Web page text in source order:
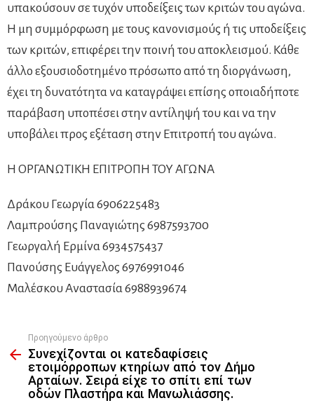
υπακούσουν σε τυχόν υποδείξεις των κριτών του αγώνα.
Η μη συμμόρφωση με τους κανονισμούς ή τις υποδείξεις
των κριτών, επιφέρει την ποινή του αποκλεισμού. Κάθε
άλλο εξουσιοδοτημένο πρόσωπο από τη διοργάνωση,
έχει τη δυνατότητα να καταγράψει επίσης οποιαδήποτε
παράβαση υποπέσει στην αντίληψή του και να την
υποβάλει προς εξέταση στην Επιτροπή του αγώνα.
Η ΟΡΓΑΝΩΤΙΚΗ ΕΠΙΤΡΟΠΗ ΤΟΥ ΑΓΩΝΑ
Δράκου Γεωργία 6906225483
Λαμπρούσης Παναγιώτης 6987593700
Γεωργαλή Ερμίνα 6934575437
Πανούσης Ευάγγελος 6976991046
Μαλέσκου Αναστασία 6988939674
more
Προηγούμενο άρθρο
Συνεχίζονται οι κατεδαφίσεις
ετοιμόρροπων κτηρίων από τον Δήμο
Αρταίων. Σειρά είχε το σπίτι επί των
οδών Πλαστήρα και Μανωλιάσσης.